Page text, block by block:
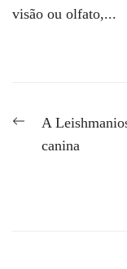
visão ou olfato,...
Navegação
Previous
A
canina